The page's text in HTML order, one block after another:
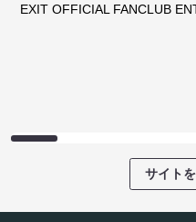
EXIT OFFICIAL FANCLUB
サイト